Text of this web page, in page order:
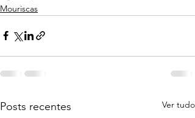
Mouriscas
Posts recentes Ver tudo